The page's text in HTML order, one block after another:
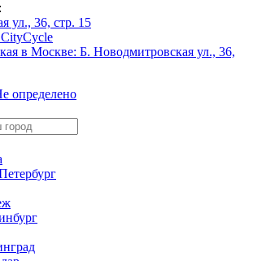
ул., 36, стр. 15
CityCycle
в Москве: Б. Новодмитровская ул., 36,
определено